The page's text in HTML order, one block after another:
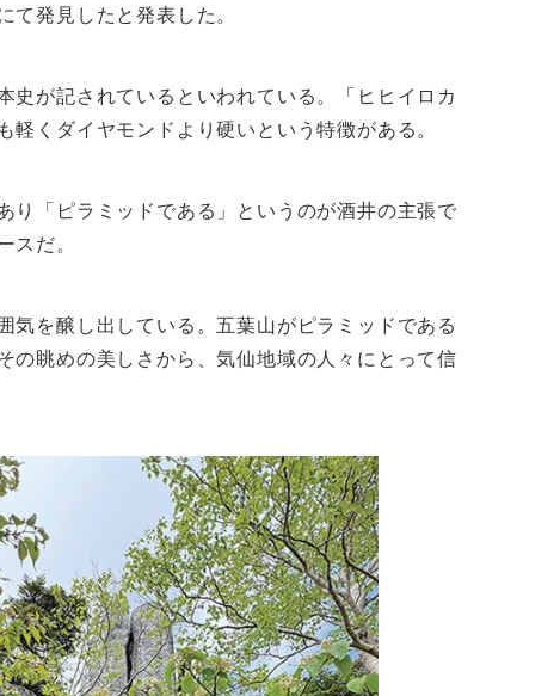
発見したと発表した。
史が記されているといわれている。「ヒヒイロカ
くダイヤモンドより硬いという特徴がある。
り「ピラミッドである」というのが酒井の主張で
だ。
を醸し出している。五葉山がピラミッドである
の眺めの美しさから、気仙地域の人々にとって信